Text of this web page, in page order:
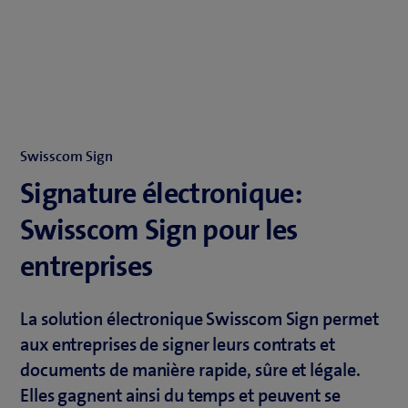
Swisscom Sign
Signature électronique:
Swisscom Sign pour les
entreprises
La solution électronique Swisscom Sign permet
aux entreprises de signer leurs contrats et
documents de manière rapide, sûre et légale.
Elles gagnent ainsi du temps et peuvent se